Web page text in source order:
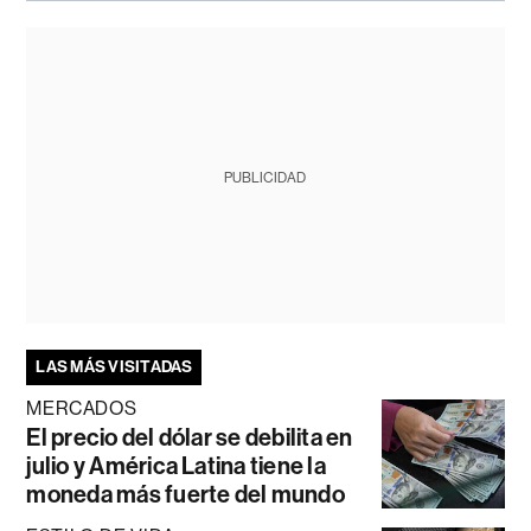
PUBLICIDAD
LAS MÁS VISITADAS
MERCADOS
El precio del dólar se debilita en
julio y América Latina tiene la
moneda más fuerte del mundo